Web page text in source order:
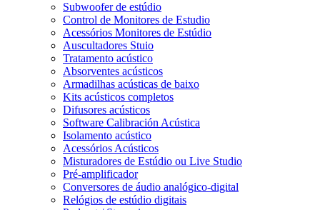
Subwoofer de estúdio
Control de Monitores de Estudio
Acessórios Monitores de Estúdio
Auscultadores Stuio
Tratamento acústico
Absorventes acústicos
Armadilhas acústicas de baixo
Kits acústicos completos
Difusores acústicos
Software Calibración Acústica
Isolamento acústico
Acessórios Acústicos
Misturadores de Estúdio ou Live Studio
Pré-amplificador
Conversores de áudio analógico-digital
Relógios de estúdio digitais